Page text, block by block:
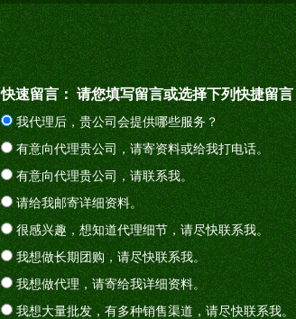
快速留言： 请您填写留言或选择下列快捷留言
我代理后，贵公司会提供哪些服务？
有意向代理贵公司，请寄资料或给我打电话。
有意向代理贵公司，请联系我。
请给我邮寄详细资料。
很感兴趣，想知道代理细节，请尽快联系我。
我想做长期团购，请尽快联系我。
我想做代理，请寄给我详细资料。
我想大量批发，有多种销售渠道，请尽快联系我。